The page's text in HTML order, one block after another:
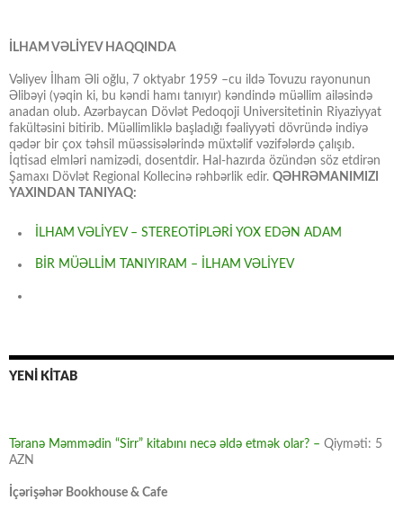
İLHAM VƏLİYEV HAQQINDA
Vəliyev İlham Əli oğlu, 7 oktyabr 1959 –cu ildə Tovuzu rayonunun
Əlibəyi (yəqin ki, bu kəndi hamı tanıyır) kəndində müəllim ailəsində
anadan olub. Azərbaycan Dövlət Pedoqoji Universitetinin Riyaziyyat
fakültəsini bitirib. Müəllimliklə başladığı fəaliyyəti dövründə indiyə
qədər bir çox təhsil müəssisələrində müxtəlif vəzifələrdə çalışıb.
İqtisad elmləri namizədi, dosentdir. Hal-hazırda özündən söz etdirən
Şamaxı Dövlət Regional Kollecinə rəhbərlik edir. QƏHRƏMANIMIZI
YAXINDAN TANIYAQ:
İLHAM VƏLİYEV – STEREOTİPLƏRİ YOX EDƏN ADAM
BİR MÜƏLLİM TANIYIRAM – İLHAM VƏLİYEV
YENİ KİTAB
Təranə Məmmədin “Sirr” kitabını necə əldə etmək olar? – Qiyməti: 5
AZN
İçərişəhər Bookhouse & Cafe